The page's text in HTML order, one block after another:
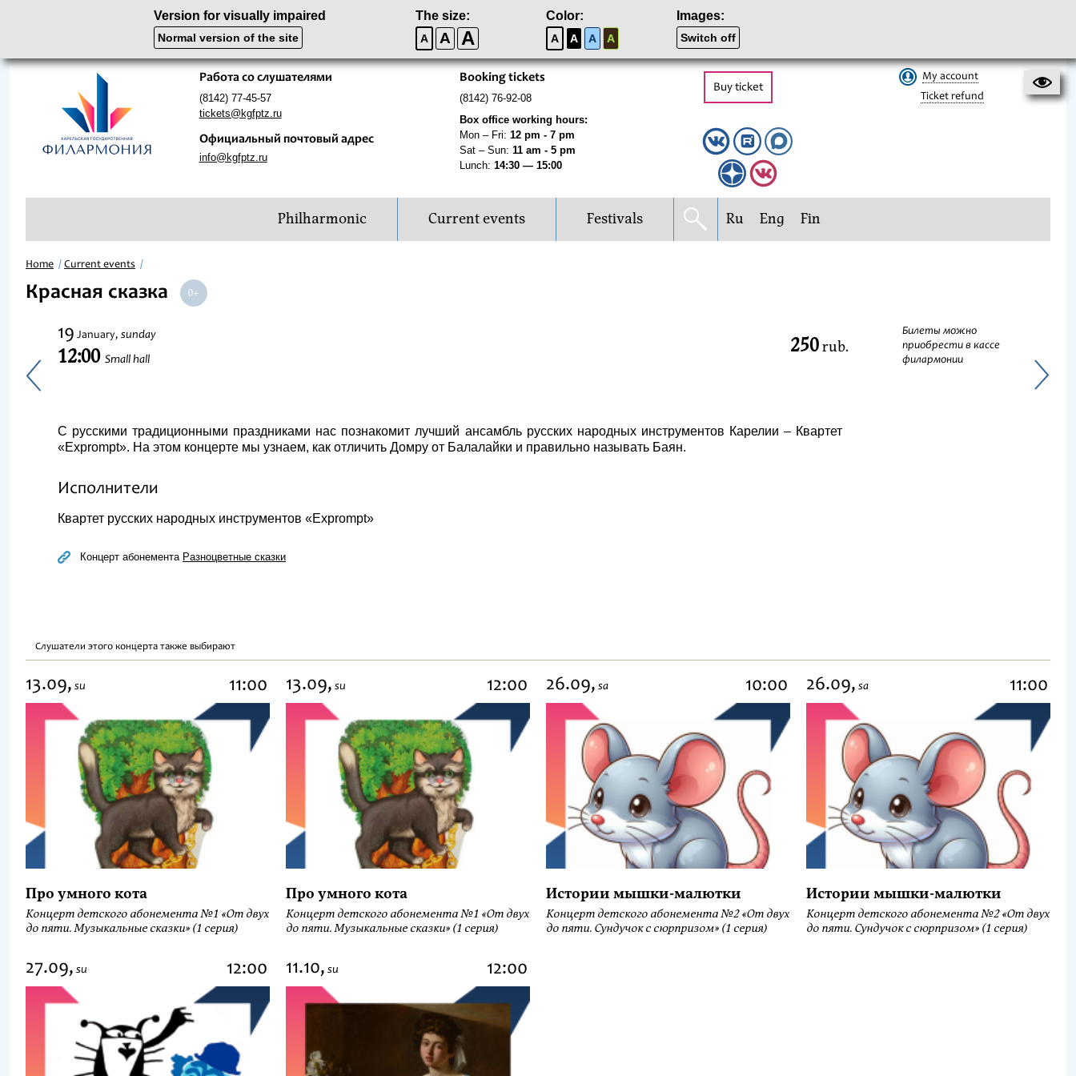
Version for visually impaired
Normal version of the site
The size:
A A A
Color:
A A A A
Images:
Switch off
Работа со слушателями
(8142) 77-45-57
tickets@kgfptz.ru
Официальный почтовый адрес
info@kgfptz.ru
Booking tickets
(8142) 76-92-08
Box office working hours:
Mon – Fri: 12 pm - 7 pm
Sat – Sun: 11 am - 5 pm
Lunch: 14:30 — 15:00
Buy ticket
My account
Ticket refund
Philharmonic Current events Festivals Ru Eng Fin
Home Current events
Красная сказка
19 January, sunday
12:00 Small hall
250rub.
Билеты можно
приобрести в кассе
филармонии
С русскими традиционными праздниками нас познакомит лучший ансамбль русских народных инструментов Карелии – Квартет
«Exprompt». На этом концерте мы узнаем, как отличить Домру от Балалайки и правильно называть Баян.
Исполнители
Квартет русских народных инструментов «Exprompt»
Концерт абонемента Разноцветные сказки
Слушатели этого концерта также выбирают
13.09, su 11:00
Про умного кота
Концерт детского абонемента №1 «От двух
до пяти. Музыкальные сказки» (1 серия)
13.09, su 12:00
Про умного кота
Концерт детского абонемента №1 «От двух
до пяти. Музыкальные сказки» (1 серия)
26.09, sa 10:00
Истории мышки-малютки
Концерт детского абонемента №2 «От двух
до пяти. Сундучок с сюрпризом» (1 серия)
26.09, sa 11:00
Истории мышки-малютки
Концерт детского абонемента №2 «От двух
до пяти. Сундучок с сюрпризом» (1 серия)
27.09, su 12:00 11.10, su 12:00